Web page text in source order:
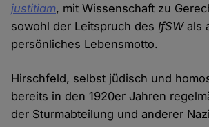
justitiam, mit Wissenschaft zu
sowohl der Leitspruch des IfSWals
persönliches Lebensmotto.
Hirschfeld, selbst jüdisch und
bereits in den 1920er Jahren
der Sturmabteilung und anderer